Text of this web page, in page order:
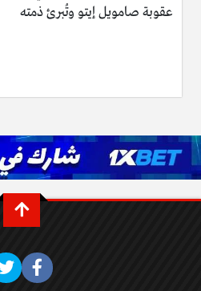
عقوبة صامويل إيتو وتُبرئ ذمته